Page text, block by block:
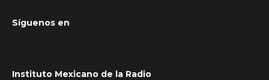
Síguenos en
Instituto Mexicano de la Radio